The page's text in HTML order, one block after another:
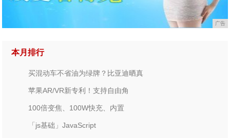
广告
本月排行
买混动车不省油为绿牌？比亚迪晒真
苹果AR/VR新专利！支持自由角
100倍变焦、100W快充、内置
「js基础」JavaScript